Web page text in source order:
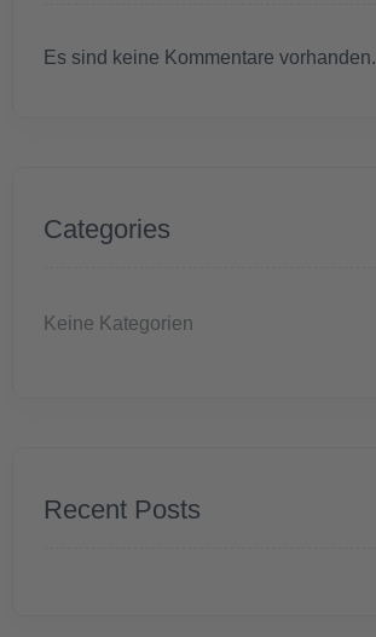
Es sind keine Kommentare vorhanden.
Categories
Keine Kategorien
Recent Posts